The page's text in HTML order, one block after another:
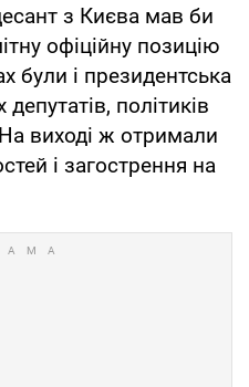
з Києва мав би
офіційну позицію
були і президентська
політиків
виході ж отримали
і загострення на